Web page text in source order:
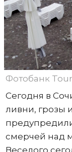
Фотобанк
Сегодня в
ливни, грозы
смерчей над
Веселого